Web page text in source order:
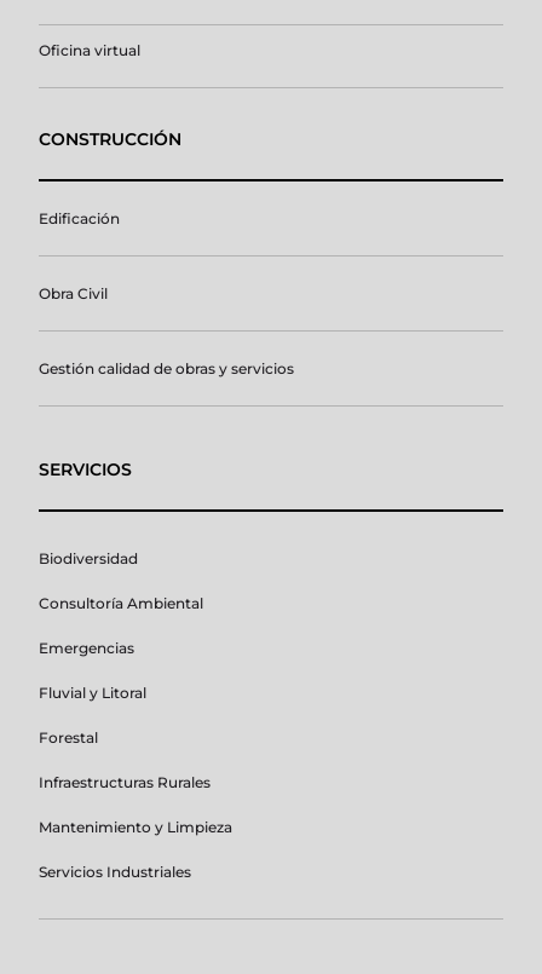
Oficina virtual
CONSTRUCCIÓN
Edificación
Obra Civil
Gestión calidad de obras y servicios
SERVICIOS
Biodiversidad
Consultoría Ambiental
Emergencias
Fluvial y Litoral
Forestal
Infraestructuras Rurales
Mantenimiento y Limpieza
Servicios Industriales